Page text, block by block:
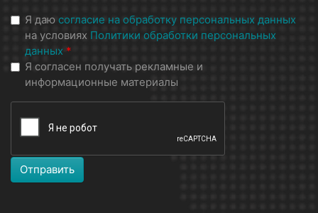
Я даю согласие на обработку персональных данных
на условиях Политики обработки персональных
данных *
Я согласен получать рекламные и
информационные материалы
Отправить